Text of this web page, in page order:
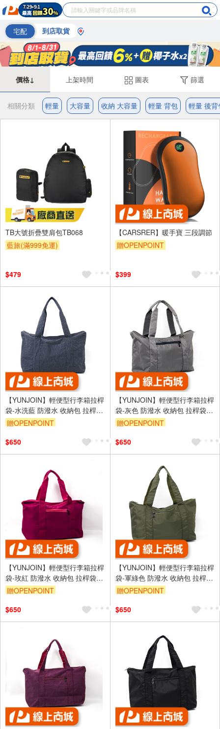
宅配 到店取貨
價格↓ 上架時間 圖表 篩選
相關分類 輕量 大容量 收納 大容量 輕量 背包 輕量 後背
TB大號折疊雙肩包TB068
藍旅(滿999免運)
$479
【CARSRER】暖手寶 三段調節
贈OPENPOINT
$399
【YUNJOIN】輕便型行李箱拉桿
袋-水洗藍 防潑水 收納包 拉桿袋
拉桿包 旅行袋 厚磅尼龍
贈OPENPOINT
$650
【YUNJOIN】輕便型行李箱拉桿
袋-灰色 防潑水 收納包 拉桿袋
拉桿包 旅行袋 厚磅尼龍
贈OPENPOINT
$650
【YUNJOIN】輕便型行李箱拉桿
袋-玫紅 防潑水 收納包 拉桿袋
拉桿包 旅行袋 厚磅尼龍
贈OPENPOINT
$650
【YUNJOIN】輕便型行李箱拉桿
袋-軍綠色 防潑水 收納包 拉桿袋
拉桿包 旅行袋 厚磅尼龍
贈OPENPOINT
$650